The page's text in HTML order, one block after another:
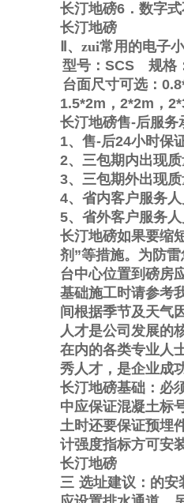
长汀地磅6 ．数字
长汀地磅
、zui常用的电子
型号： SCS
规格
台面尺寸可选：
1.5*2m ， 2*2m ，
长汀地磅售-后服务
1、售-后24小时保
2、三包期内出现
3、三包期外出现
4、省内客户服务
5、省外客户服务
长汀地磅如果要缩
剂 ”等措施。为防
台中心位置到磅房
基础施工时请参考
间根据季节及天气
人才是公司发展的
在内的各类专业人
秀人才，是企业成
长汀地磅基础：必
中应保证混凝土标
土时还要保证预埋
计强度指标方可安
长汀地磅
三 选址建议：的安